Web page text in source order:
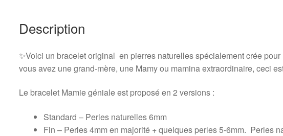
Description
✨Voici un bracelet original en pierres naturelles spécialement crée
vous avez une grand-mère, une Mamy ou mamina extraordinaire, ceci
Le bracelet Mamie géniale est proposé en 2 versions :
Standard – Perles naturelles 6mm
Fin – Perles 4mm en majorité + quelques perles 5-6mm. Perles